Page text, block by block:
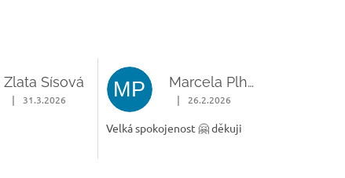
Zlata Sísová
Hodnocení obchodu je 5 z 5 hvězdiček.
| 31.3.2026 MP Marcela Plháková
Hodnocení obchodu je 5 z 5
| 26.2.2026
Velká spokojenost 🤗 děkuji